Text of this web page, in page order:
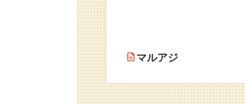
マルアジ